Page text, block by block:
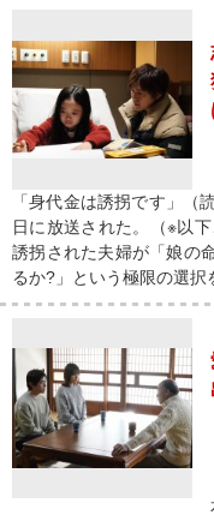
「身代金は誘拐です」（
日に放送された。（※以
誘拐された夫婦が「娘の
るか?」という極限の選択